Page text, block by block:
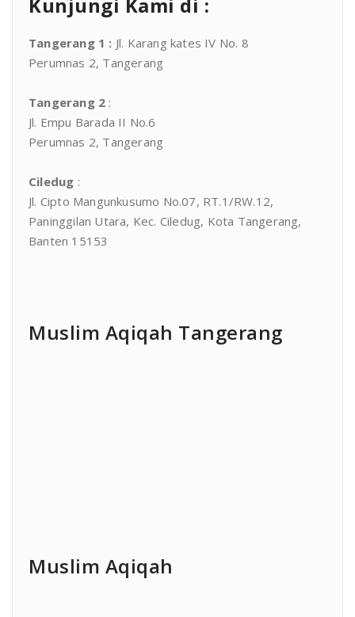
Tangerang 1 : Jl. Karang kates IV No. 8
Perumnas 2, Tangerang
Tangerang 2 :
Jl. Empu Barada II No.6
Perumnas 2, Tangerang
Ciledug :
Jl. Cipto Mangunkusumo No.07, RT.1/RW.12,
Paninggilan Utara, Kec. Ciledug, Kota Tangerang,
Banten 15153
Muslim Aqiqah Tangerang
Muslim Aqiqah